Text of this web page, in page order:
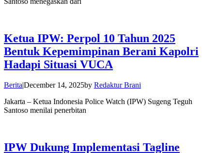
Ketua IPW: Perpol 10 Tahun 2025
Bentuk Kepemimpinan Berani Kapolri
Hadapi Situasi VUCA
Berita|December 14, 2025by Redaktur Brani
Jakarta – Ketua Indonesia Police Watch (IPW) Sugeng Teguh
Santoso menilai penerbitan
IPW Dukung Implementasi Tagline